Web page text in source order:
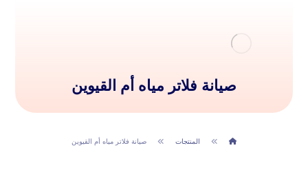
صيانة فلاتر مياه أم القيوين
المنتجات صيانة فلاتر مياه أم القيوين